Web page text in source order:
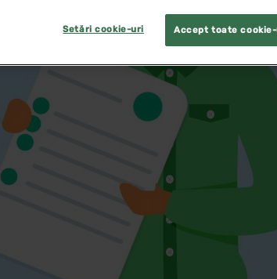
Accept toate
Setări cookie-uri